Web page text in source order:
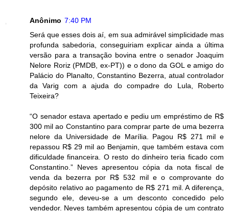
Anônimo 7:40 PM
Será que esses dois aí, em sua admirável simplicidade mas
profunda sabedoria, conseguiriam explicar ainda a última
versão para a transação bovina entre o senador Joaquim
Nelore Roriz (PMDB, ex-PT)) e o dono da GOL e amigo do
Palácio do Planalto, Constantino Bezerra, atual controlador
da Varig com a ajuda do compadre do Lula, Roberto
Teixeira?
“O senador estava apertado e pediu um empréstimo de R$
300 mil ao Constantino para comprar parte de uma bezerra
nelore da Universidade de Marília. Pagou R$ 271 mil e
repassou R$ 29 mil ao Benjamin, que também estava com
dificuldade financeira. O resto do dinheiro teria ficado com
Constantino.” Neves apresentou cópia da nota fiscal de
venda da bezerra por R$ 532 mil e o comprovante do
depósito relativo ao pagamento de R$ 271 mil. A diferença,
segundo ele, deveu-se a um desconto concedido pelo
vendedor. Neves também apresentou cópia de um contrato